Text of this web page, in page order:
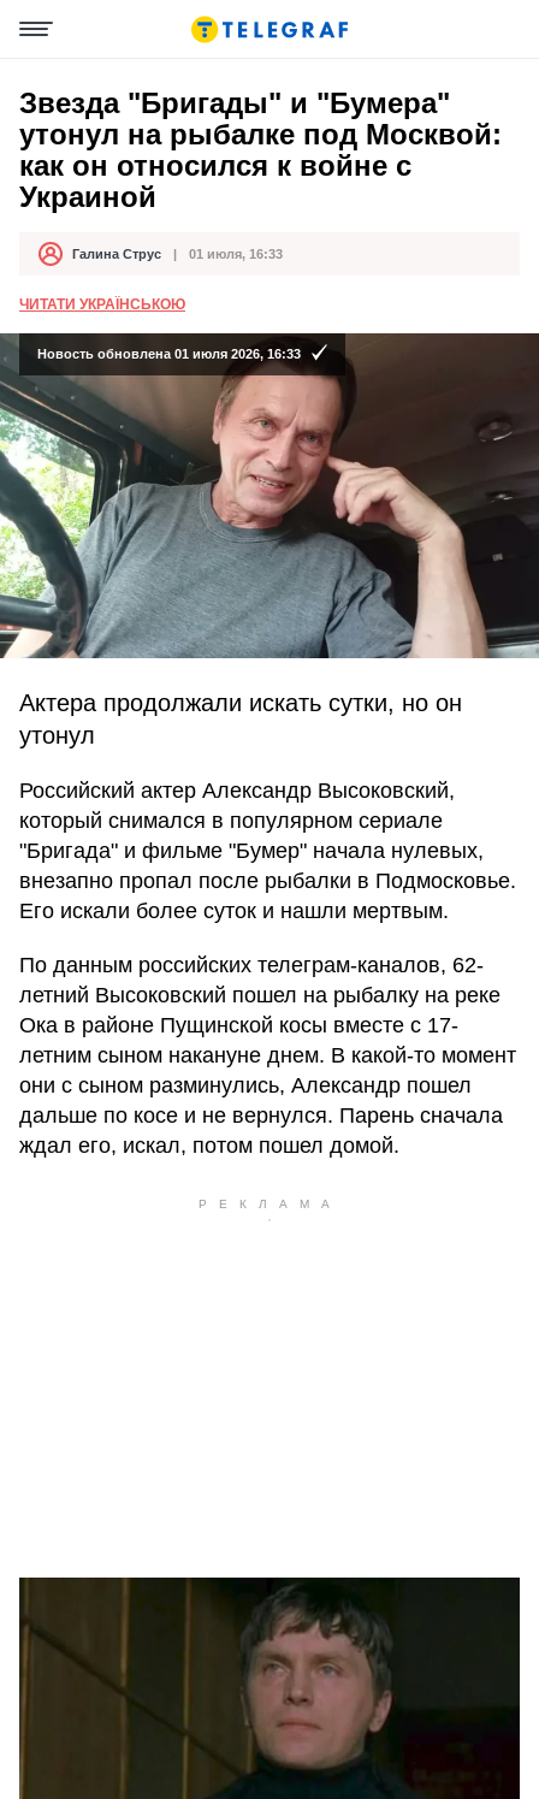
Звезда "Бригады" и "Бумера"
утонул на рыбалке под Москвой:
как он относился к войне с
Украиной
АвторГалина Струс
Дата публикации 01 июля, 16:33
ЧИТАТИ УКРАЇНСЬКОЮ
Новость обновлена 01 июля 2026, 16:33
Актера продолжали искать сутки, но он
утонул
Российский актер Александр Высоковский,
который снимался в популярном сериале
"Бригада" и фильме "Бумер" начала нулевых,
внезапно пропал после рыбалки в Подмосковье.
Его искали более суток и нашли мертвым.
По данным российских телеграм-каналов, 62-
летний Высоковский пошел на рыбалку на реке
Ока в районе Пущинской косы вместе с 17-
летним сыном накануне днем. В какой-то момент
они с сыном разминулись, Александр пошел
дальше по косе и не вернулся. Парень сначала
ждал его, искал, потом пошел домой.